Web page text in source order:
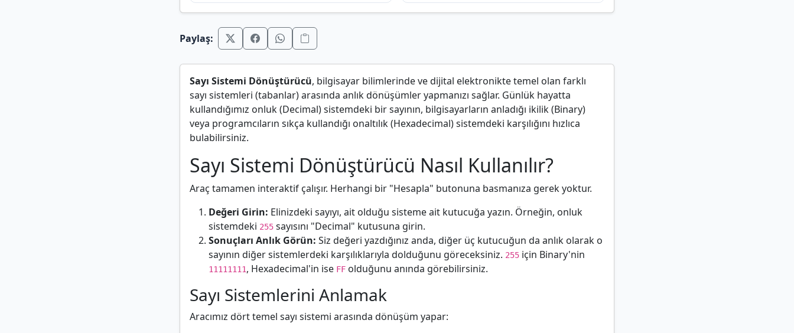
Paylaş:
Sayı Sistemi Dönüştürücü, bilgisayar bilimlerinde ve dijital elektronikte temel olan farklı
sayı sistemleri (tabanlar) arasında anlık dönüşümler yapmanızı sağlar. Günlük hayatta
kullandığımız onluk (Decimal) sistemdeki bir sayının, bilgisayarların anladığı ikilik (Binary)
veya programcıların sıkça kullandığı onaltılık (Hexadecimal) sistemdeki karşılığını hızlıca
bulabilirsiniz.
Sayı Sistemi Dönüştürücü Nasıl Kullanılır?
Araç tamamen interaktif çalışır. Herhangi bir "Hesapla" butonuna basmanıza gerek yoktur.
Değeri Girin: Elinizdeki sayıyı, ait olduğu sisteme ait kutucuğa yazın. Örneğin, onluk
sistemdeki 255 sayısını "Decimal" kutusuna girin.
Sonuçları Anlık Görün: Siz değeri yazdığınız anda, diğer üç kutucuğun da anlık olarak o
sayının diğer sistemlerdeki karşılıklarıyla dolduğunu göreceksiniz. 255 için Binary'nin
11111111, Hexadecimal'in ise FF olduğunu anında görebilirsiniz.
Sayı Sistemlerini Anlamak
Aracımız dört temel sayı sistemi arasında dönüşüm yapar: